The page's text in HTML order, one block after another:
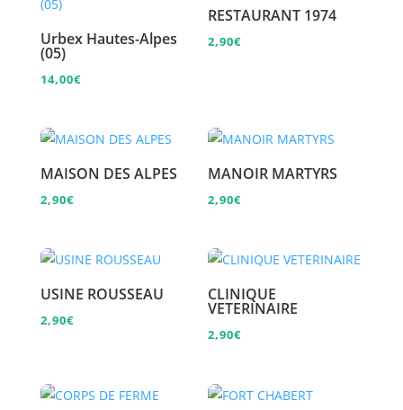
Urbex Hautes-Alpes
(05)
14,00€
RESTAURANT 1974
2,90€
MAISON DES ALPES
2,90€
MANOIR MARTYRS
2,90€
USINE ROUSSEAU
2,90€
CLINIQUE
VETERINAIRE
2,90€